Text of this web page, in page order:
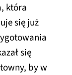
która
się już
się
by w